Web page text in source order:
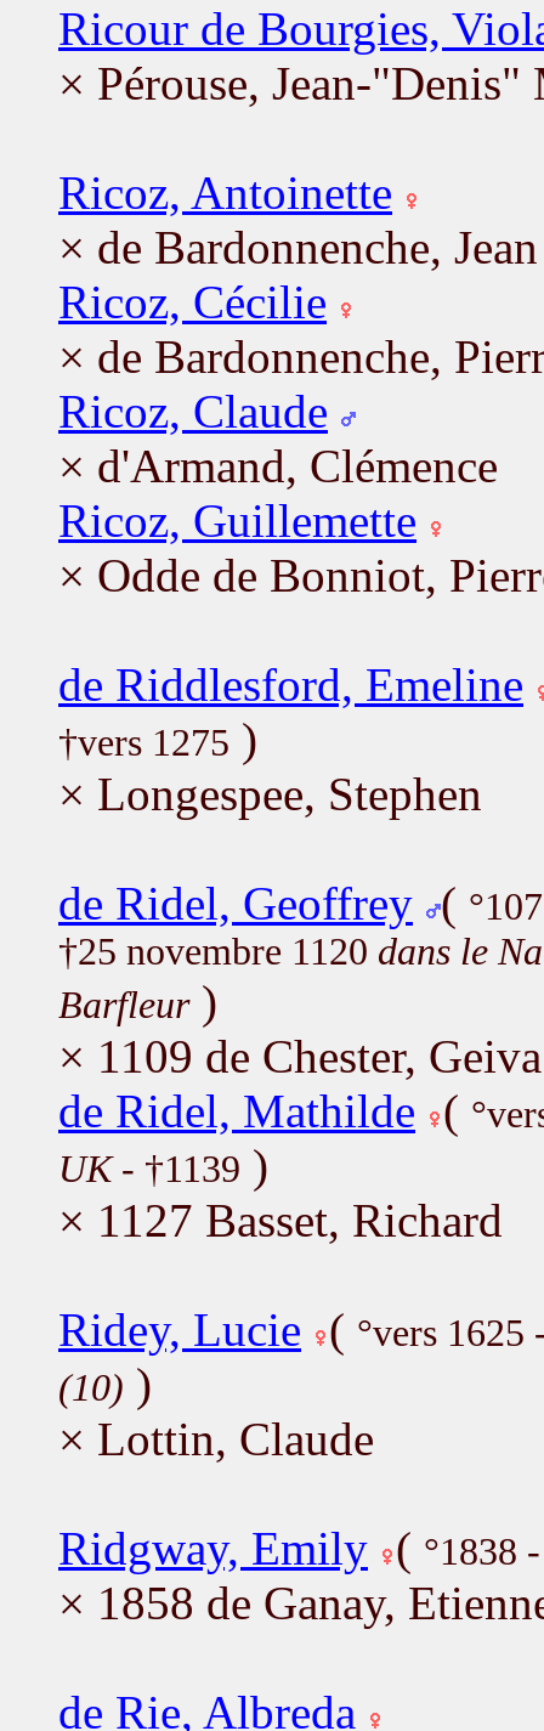
Ricour de Bourgies,
× Pérouse, Jean-
Ricoz, Antoinette
× de Bardonnenche, Jean
Ricoz, Cécilie
× de Bardonnenche,
Ricoz, Claude
× d'Armand, Clémence
Ricoz, Guillemette
× Odde de Bonniot,
de Riddlesford, Emeline
†vers 1275 )
× Longespee, Stephen
de Ridel, Geoffrey (
†25 novembre 1120 dans le
Barfleur)
× 1109 de Chester, Geiva
de Ridel, Mathilde (
UK- †1139 )
× 1127 Basset, Richard
Ridey, Lucie ( °vers
(10) )
× Lottin, Claude
Ridgway, Emily ( °1838
× 1858 de Ganay,
de Rie, Albreda